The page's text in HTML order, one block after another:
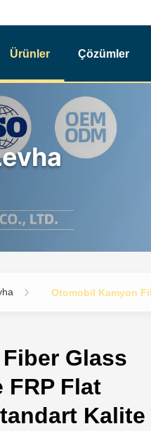
Ürünler Çözümler
Otomobil Kamyon
Glass
FRP Flat
Kalite